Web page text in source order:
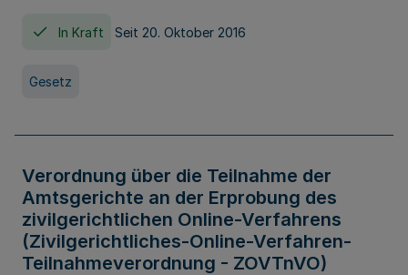
In Kraft Seit 20. Oktober 2016
Gesetz
Verordnung über die Teilnahme der
Amtsgerichte an der Erprobung des
zivilgerichtlichen Online-Verfahrens
(Zivilgerichtliches-Online-Verfahren-
Teilnahmeverordnung - ZOVTnVO)